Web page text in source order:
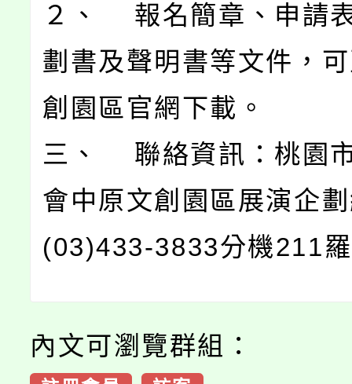
２、 報名簡章、申請
劃書及聲明書等文件，
創園區官網下載。
三、 聯絡資訊：桃園
會中原文創園區展演企
(03)433-3833分機211
內文可瀏覽群組：